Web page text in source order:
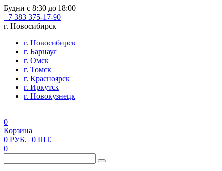
Будни с 8:30 до 18:00
+7 383 375-17-90
г. Новосибирск
г. Новосибирск
г. Барнаул
г. Омск
г. Томск
г. Красноярск
г. Иркутск
г. Новокузнецк
0
Корзина
0 РУБ. | 0 ШТ.
0